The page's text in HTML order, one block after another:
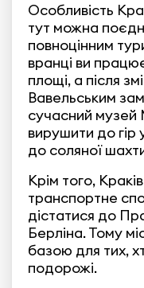
Особливість
тут можна
повноцінним
вранці ви
площі, а після
Вавельським
сучасний музей
вирушити до гір
до соляної
Крім того,
транспортне
дістатися до
Берліна. Тому
базою для тих,
подорожі.